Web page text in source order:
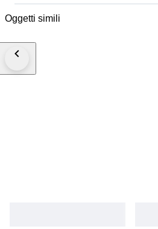
worn Premium full-grain leather construction OG Nike Air tongue branding
applicable) A standout Jordan 1 release, perfect for collectors or anyone
Oggetti simili